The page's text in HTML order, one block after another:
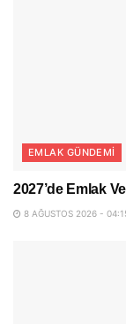
EMLAK GÜNDEMI
2027’de Emlak
8 AĞUSTOS 2026 -